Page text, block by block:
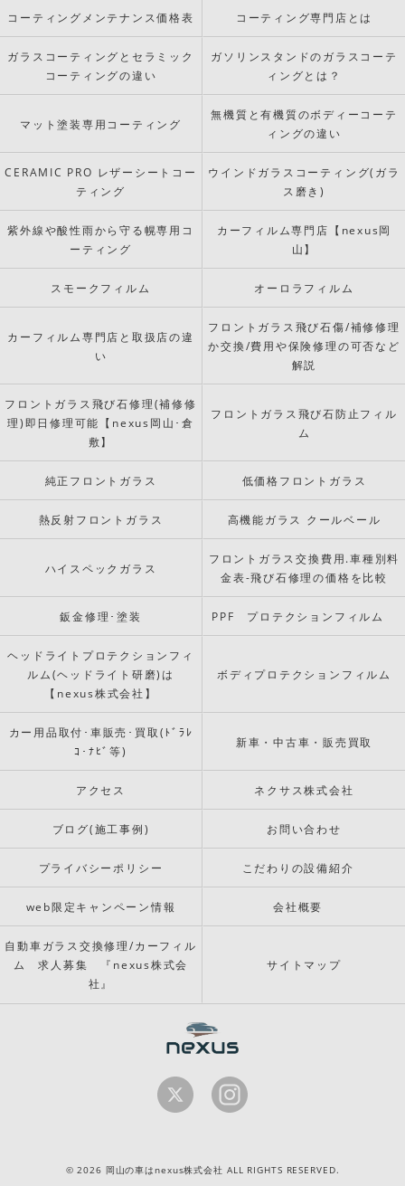
コーティングメンテナンス価格表 コーティング専門店とは
ガラスコーティングとセラミック
コーティングの違い
ガソリンスタンドのガラスコーテ
ィングとは？
マット塗装専用コーティング
無機質と有機質のボディーコーテ
ィングの違い
CERAMIC PRO レザーシートコー
ティング
ウインドガラスコーティング(ガラ
ス磨き)
紫外線や酸性雨から守る幌専用コ
ーティング
カーフィルム専門店【nexus岡
山】
スモークフィルム オーロラフィルム
カーフィルム専門店と取扱店の違
い
フロントガラス飛び石傷/補修修理
か交換/費用や保険修理の可否など
解説
フロントガラス飛び石修理(補修修
理)即日修理可能【nexus岡山･倉
敷】
フロントガラス飛び石防止フィル
ム
純正フロントガラス 低価格フロントガラス
熱反射フロントガラス 高機能ガラス クールベール
ハイスペックガラス
フロントガラス交換費用.車種別料
金表-飛び石修理の価格を比較
鈑金修理･塗装 PPF プロテクションフィルム
ヘッドライトプロテクションフィ
ルム(ヘッドライト研磨)は
【nexus株式会社】
ボディプロテクションフィルム
カー用品取付･車販売･買取(ﾄﾞﾗﾚ
ｺ･ﾅﾋﾞ等)
新車・中古車・販売買取
アクセス ネクサス株式会社
ブログ(施工事例) お問い合わせ
プライバシーポリシー こだわりの設備紹介
web限定キャンペーン情報 会社概要
自動車ガラス交換修理/カーフィル
ム 求人募集 『nexus株式会
社』
サイトマップ
© 2026 岡山の車はnexus株式会社 ALL RIGHTS RESERVED.